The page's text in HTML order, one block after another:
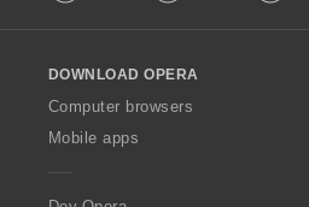
w
O
p
a
DOWNLOAD OPERA
Computer browsers
Mobile apps